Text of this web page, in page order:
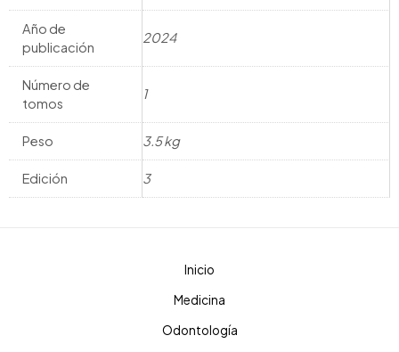
Año de
publicación
2024
Número de
tomos
1
Peso 3.5 kg
Edición 3
Inicio
Medicina
Odontología